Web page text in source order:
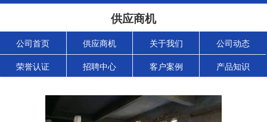
供应商机
公司首页 供应商机 关于我们 公司动态
荣誉认证 招聘中心 客户案例 产品知识